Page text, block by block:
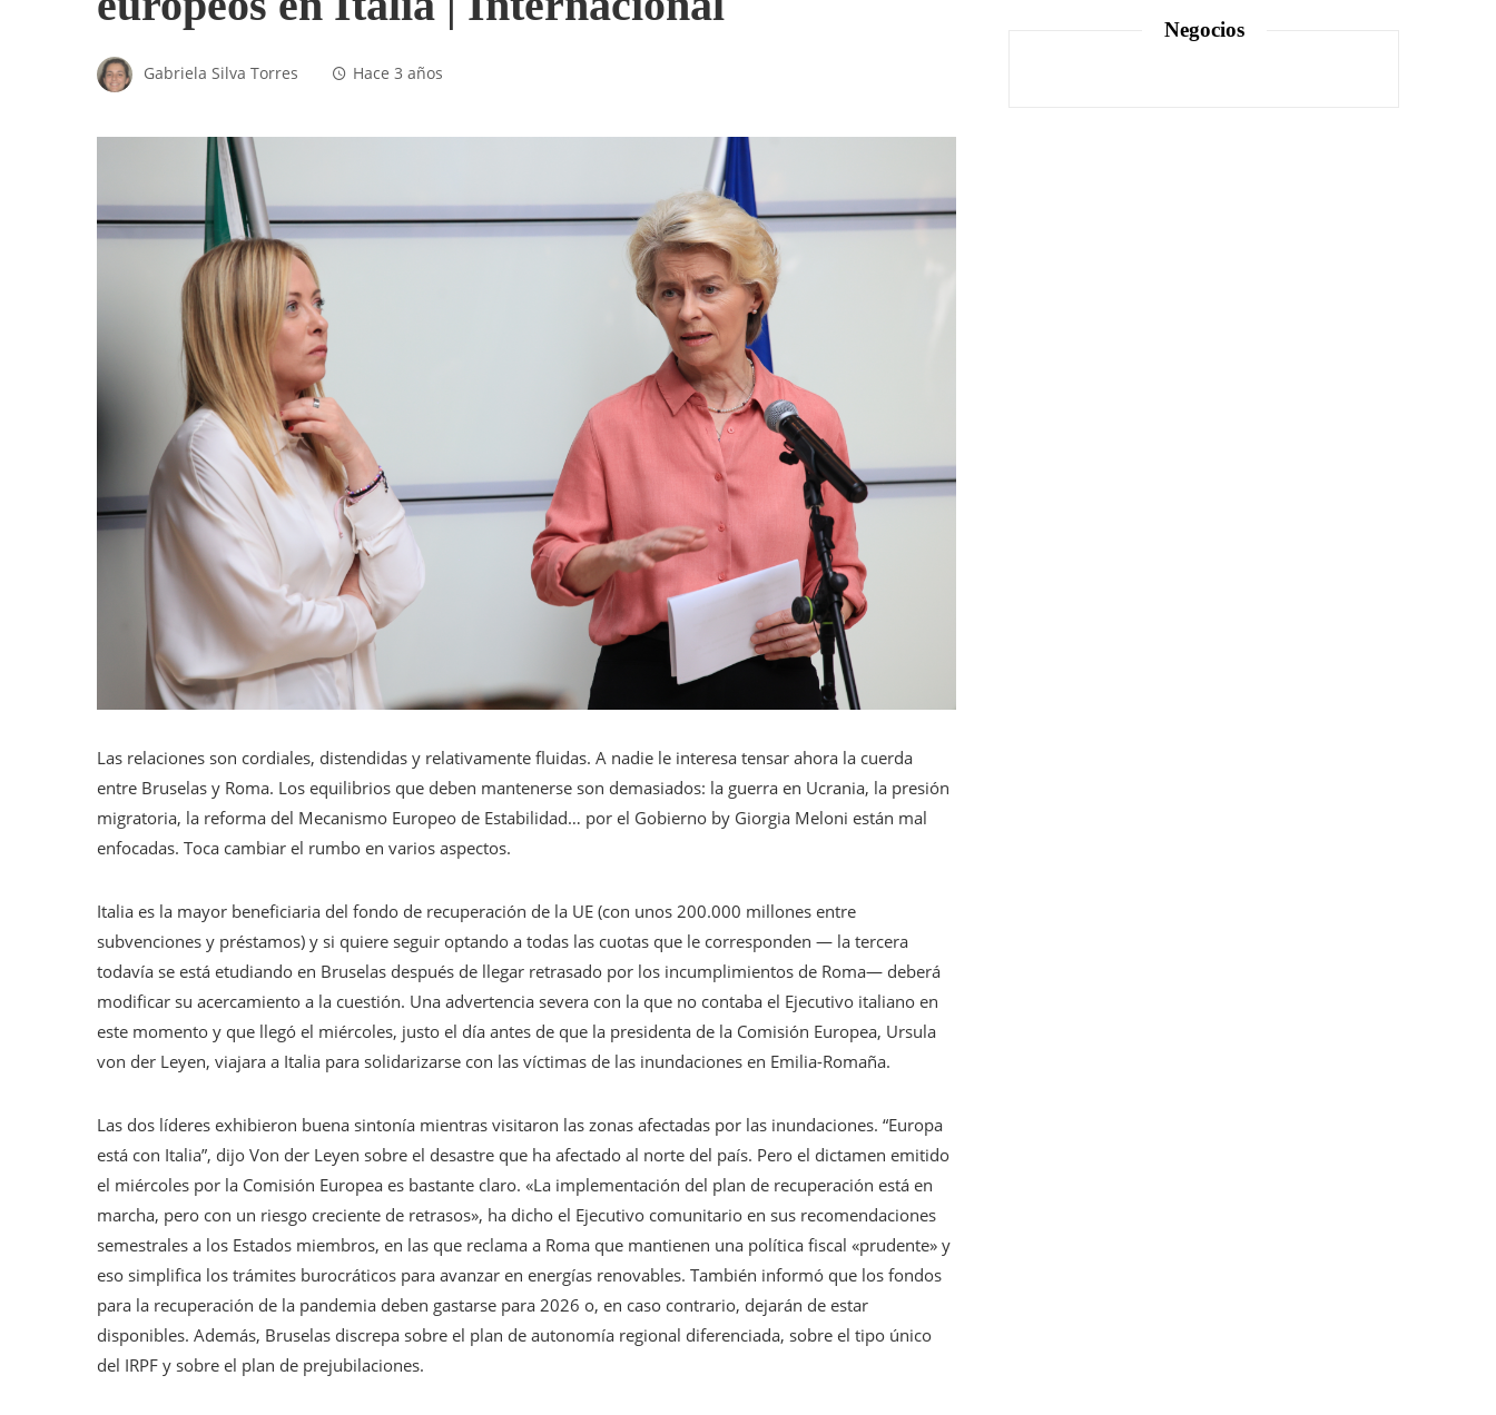
Gabriela Silva Torres Hace 3 años
Las relaciones son cordiales, distendidas y relativamente fluidas. A nadie le interesa tensar ahora la cuerda
entre Bruselas y Roma. Los equilibrios que deben mantenerse son demasiados: la guerra en Ucrania, la presión
migratoria, la reforma del Mecanismo Europeo de Estabilidad… por el Gobierno by Giorgia Meloni están mal
enfocadas. Toca cambiar el rumbo en varios aspectos.
Italia es la mayor beneficiaria del fondo de recuperación de la UE (con unos 200.000 millones entre
subvenciones y préstamos) y si quiere seguir optando a todas las cuotas que le corresponden — la tercera
todavía se está etudiando en Bruselas después de llegar retrasado por los incumplimientos de Roma— deberá
modificar su acercamiento a la cuestión. Una advertencia severa con la que no contaba el Ejecutivo italiano en
este momento y que llegó el miércoles, justo el día antes de que la presidenta de la Comisión Europea, Ursula
von der Leyen, viajara a Italia para solidarizarse con las víctimas de las inundaciones en Emilia-Romaña.
Las dos líderes exhibieron buena sintonía mientras visitaron las zonas afectadas por las inundaciones. “Europa
está con Italia”, dijo Von der Leyen sobre el desastre que ha afectado al norte del país. Pero el dictamen emitido
el miércoles por la Comisión Europea es bastante claro. «La implementación del plan de recuperación está en
marcha, pero con un riesgo creciente de retrasos», ha dicho el Ejecutivo comunitario en sus recomendaciones
semestrales a los Estados miembros, en las que reclama a Roma que mantienen una política fiscal «prudente» y
eso simplifica los trámites burocráticos para avanzar en energías renovables. También informó que los fondos
para la recuperación de la pandemia deben gastarse para 2026 o, en caso contrario, dejarán de estar
disponibles. Además, Bruselas discrepa sobre el plan de autonomía regional diferenciada, sobre el tipo único
del IRPF y sobre el plan de prejubilaciones.
Negocios